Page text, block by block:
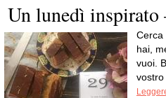
Un lunedì inspirato
Cerca
hai,
vuoi.
vostro